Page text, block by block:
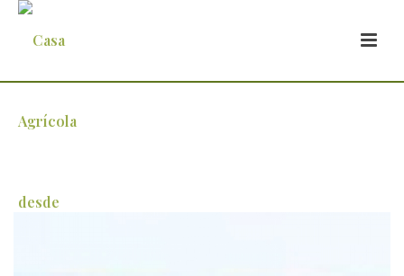
agricultores-grupo-mais-confiavel-do-